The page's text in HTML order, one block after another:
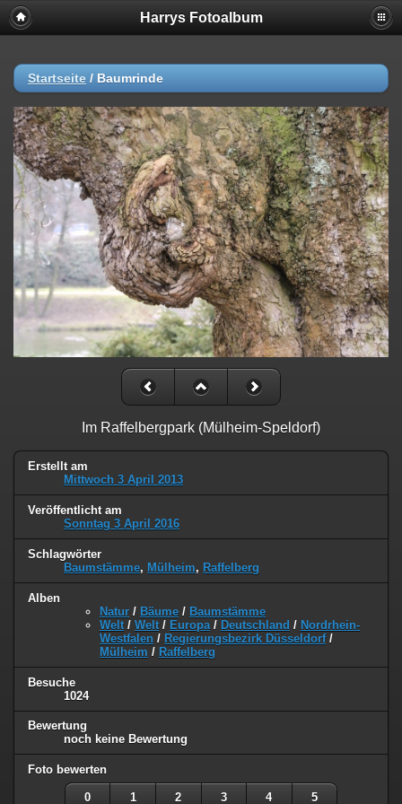
Harrys Fotoalbum
Startseite / Baumrinde
Im Raffelbergpark (Mülheim-Speldorf)
Erstellt am
Mittwoch 3 April 2013
Veröffentlicht am
Sonntag 3 April 2016
Schlagwörter
Baumstämme, Mülheim, Raffelberg
Alben
Natur / Bäume / Baumstämme
Welt / Welt / Europa / Deutschland / Nordrhein-
Westfalen / Regierungsbezirk Düsseldorf/
Mülheim / Raffelberg
Besuche
1024
Bewertung
noch keine Bewertung
Foto bewerten
0 1 2 3 4 5